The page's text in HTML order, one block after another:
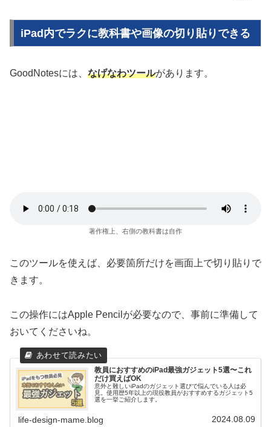
iPad内でラクに教科書や画像の切り貼りできる
GoodNotesには、 なげなわツールがあります。
著作権上、右側の教科書は自作
このツールを使えば、必要箇所だけを画面上で切り貼りで
きます。
この操作にはApple Pencilが必要なので、事前に準備して
おいてくださいね。
教員におすすめのiPad最強ガジェット5選〜これ
だけ買えばOK
意外と難しいiPadのガジェット選びで悩んでいる人は必
見。使用歴5年以上の現役教員がおすすめするガジェット5
選を一挙ご紹介します。
life-design-mame.blog 2024.08.09